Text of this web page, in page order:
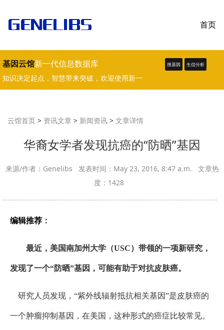
首页
基因云馆新一代信息数据库
知识决定起点，智慧带来突破，欢迎使用新一
代生物学、医学数据库。
搜基因 生信分析
云馆首页 > 资讯文章 > 新闻资讯 > 文章详情
华裔女学者发现抗癌的“防晒”基因
来源/作者：Genelibs 发表时间：May 23, 2016, 8:47 a.m. 文章热
度：1428
编辑推荐 ：
最近，美国南加州大学（USC）带领的一项新研究，
发现了一个“防晒”基因，可能有助于对抗皮肤癌。
研究人员发现，“紫外线辐射抵抗相关基因”是皮肤癌的
一个肿瘤抑制基因，在美国，这种形式的癌症比较常见。